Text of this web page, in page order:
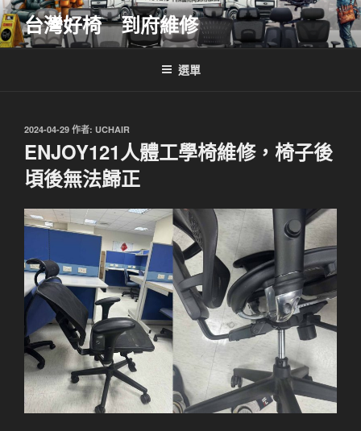
跳
至
主
台灣好椅 到府維修
選單
發
佈
於
2024-04-29 作者: UCHAIR
ENJOY121人體工學椅維修，椅子後
頃後無法歸正